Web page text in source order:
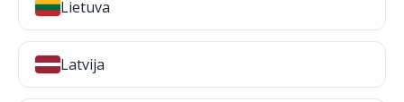
Lietuva
Latvija